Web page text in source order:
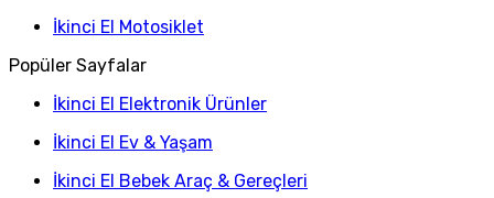
İkinci El Motosiklet
Popüler Sayfalar
İkinci El Elektronik Ürünler
İkinci El Ev & Yaşam
İkinci El Bebek Araç & Gereçleri